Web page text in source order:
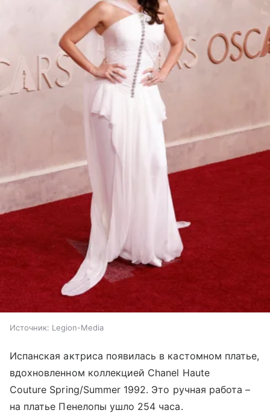
Источник: Legion-Media
Испанская актриса появилась в кастомном платье,
вдохновленном коллекцией Chanel Haute
Couture Spring/Summer 1992. Это ручная работа –
на платье Пенелопы ушло 254 часа.